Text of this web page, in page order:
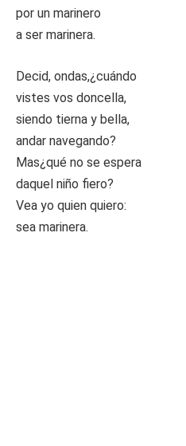
por un marinero
a ser marinera.
Decid, ondas,¿cuándo
vistes vos doncella,
siendo tierna y bella,
andar navegando?
Mas¿qué no se espera
daquel niño fiero?
Vea yo quien quiero:
sea marinera.